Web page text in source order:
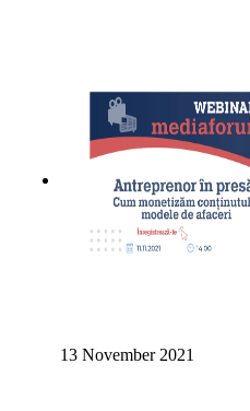
13 November 2021